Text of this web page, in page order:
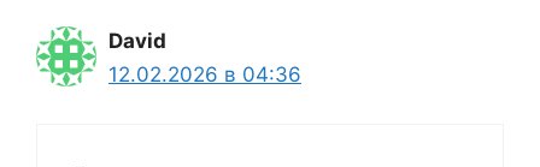
David
12.02.2026 в 04:36